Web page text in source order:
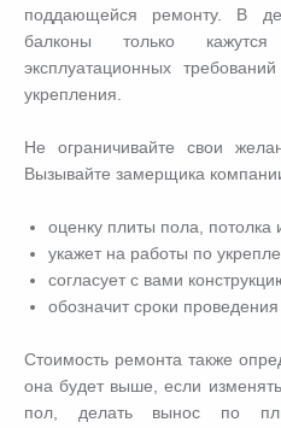
поддающейся ремонту. В
балконы только
эксплуатационных
укрепления.
Не ограничивайте свои
Вызывайте замерщика
оценку плиты пола, потолка
укажет на работы по
согласует с вами
обозначит сроки проведения
Стоимость ремонта также
она будет выше, если
пол, делать вынос по